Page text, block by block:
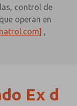
control de
operan en
,
Ex d